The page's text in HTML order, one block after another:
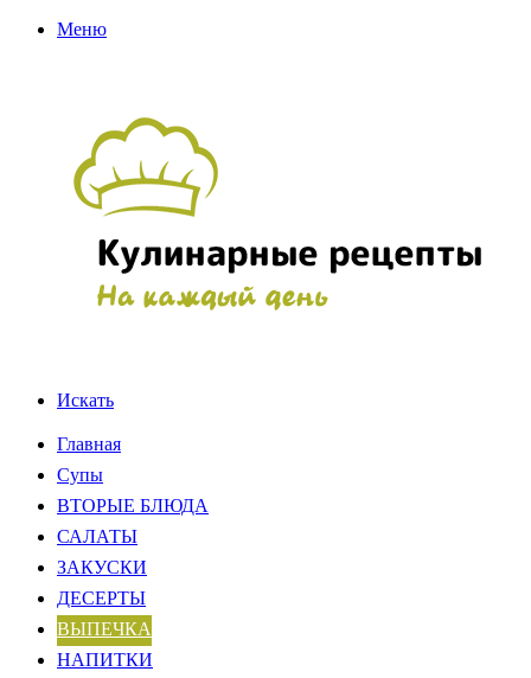
Меню
Искать
Главная
Супы
ВТОРЫЕ БЛЮДА
САЛАТЫ
ЗАКУСКИ
ДЕСЕРТЫ
ВЫПЕЧКА
НАПИТКИ